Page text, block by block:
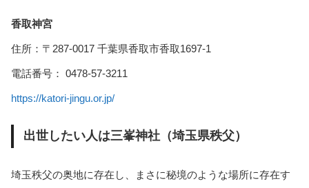
香取神宮
住所：〒287-0017 千葉県香取市香取1697-1
電話番号： 0478-57-3211
https://katori-jingu.or.jp/
出世したい人は三峯神社（埼玉県秩父）
埼玉秩父の奥地に存在し、まさに秘境のような場所に存在す